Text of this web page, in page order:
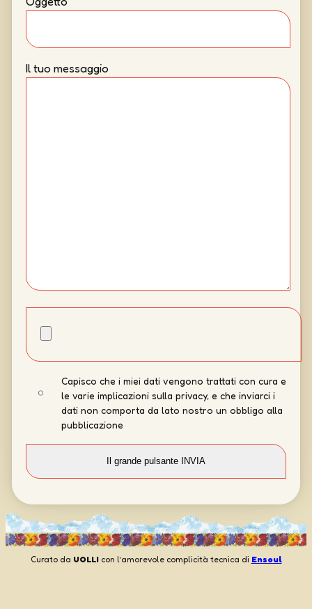
Il tuo messaggio
Capisco che i miei dati vengono trattati con cura e
le varie implicazioni sulla privacy, e che inviarci i
dati non comporta da lato nostro un obbligo alla
pubblicazione
Curato da UOLLIcon l’amorevole complicità tecnica di Ensoul